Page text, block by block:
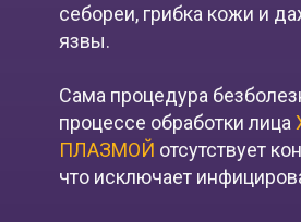
себореи, грибка кожи и
язвы.
Сама процедура
процессе обработки лица
ПЛАЗМОЙ отсутствует
что исключает